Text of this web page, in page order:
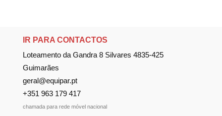
IR PARA CONTACTOS
Loteamento da Gandra 8 Silvares 4835-425
Guimarães
geral@equipar.pt
+351 963 179 417
chamada para rede móvel nacional